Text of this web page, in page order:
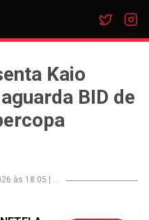
Kaio
BID de
às 18:05 ...